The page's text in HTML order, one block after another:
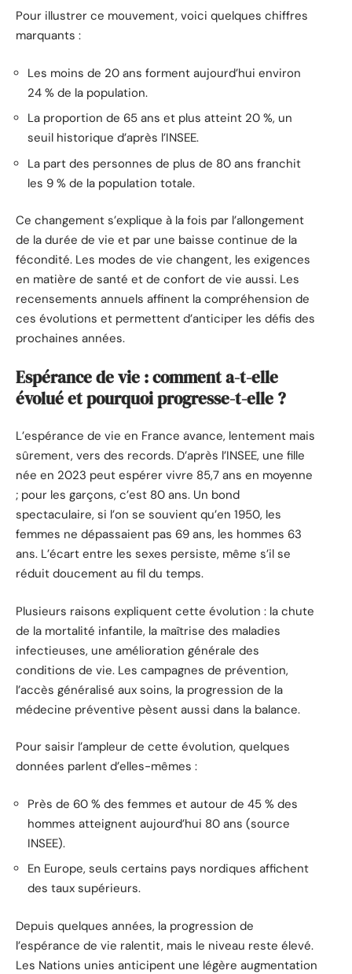
Pour illustrer ce mouvement, voici quelques chiffres
marquants :
Les moins de 20 ans forment aujourd’hui environ
24 % de la population.
La proportion de 65 ans et plus atteint 20 %, un
seuil historique d’après l’INSEE.
La part des personnes de plus de 80 ans franchit
les 9 % de la population totale.
Ce changement s’explique à la fois par l’allongement
de la durée de vie et par une baisse continue de la
fécondité. Les modes de vie changent, les exigences
en matière de santé et de confort de vie aussi. Les
recensements annuels affinent la compréhension de
ces évolutions et permettent d’anticiper les défis des
prochaines années.
Espérance de vie : comment a-t-elle
évolué et pourquoi progresse-t-elle ?
L’espérance de vie en France avance, lentement mais
sûrement, vers des records. D’après l’INSEE, une fille
née en 2023 peut espérer vivre 85,7 ans en moyenne
; pour les garçons, c’est 80 ans. Un bond
spectaculaire, si l’on se souvient qu’en 1950, les
femmes ne dépassaient pas 69 ans, les hommes 63
ans. L’écart entre les sexes persiste, même s’il se
réduit doucement au fil du temps.
Plusieurs raisons expliquent cette évolution : la chute
de la mortalité infantile, la maîtrise des maladies
infectieuses, une amélioration générale des
conditions de vie. Les campagnes de prévention,
l’accès généralisé aux soins, la progression de la
médecine préventive pèsent aussi dans la balance.
Pour saisir l’ampleur de cette évolution, quelques
données parlent d’elles-mêmes :
Près de 60 % des femmes et autour de 45 % des
hommes atteignent aujourd’hui 80 ans (source
INSEE).
En Europe, seuls certains pays nordiques affichent
des taux supérieurs.
Depuis quelques années, la progression de
l’espérance de vie ralentit, mais le niveau reste élevé.
Les Nations unies anticipent une légère augmentation